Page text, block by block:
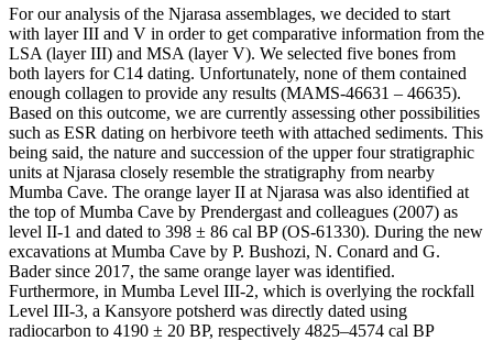
For our analysis of the Njarasa assemblages, we decided to start
with layer III and V in order to get comparative information from the
LSA (layer III) and MSA (layer V). We selected five bones from
both layers for C14 dating. Unfortunately, none of them contained
enough collagen to provide any results (MAMS-46631 – 46635).
Based on this outcome, we are currently assessing other possibilities
such as ESR dating on herbivore teeth with attached sediments. This
being said, the nature and succession of the upper four stratigraphic
units at Njarasa closely resemble the stratigraphy from nearby
Mumba Cave. The orange layer II at Njarasa was also identified at
the top of Mumba Cave by Prendergast and colleagues (2007) as
level II-1 and dated to 398 ± 86 cal BP (OS-61330). During the new
excavations at Mumba Cave by P. Bushozi, N. Conard and G.
Bader since 2017, the same orange layer was identified.
Furthermore, in Mumba Level III-2, which is overlying the rockfall
Level III-3, a Kansyore potsherd was directly dated using
radiocarbon to 4190 ± 20 BP, respectively 4825–4574 cal BP